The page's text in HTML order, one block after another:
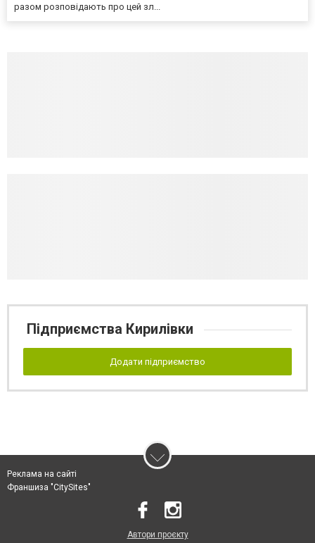
разом розповідають про цей зл...
Підприємства Кирилівки
Додати підприємство
Реклама на сайті
Франшиза "CitySites"
Автори проєкту